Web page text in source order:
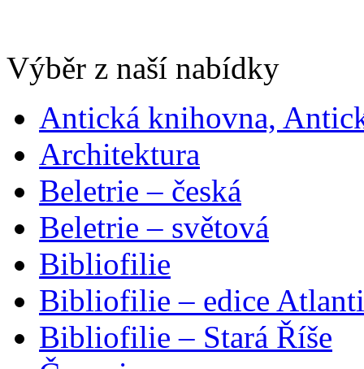
Výběr z naší nabídky
Antická knihovna,
Architektura
Beletrie – česká
Beletrie – světová
Bibliofilie
Bibliofilie – edice
Bibliofilie – Stará Říše